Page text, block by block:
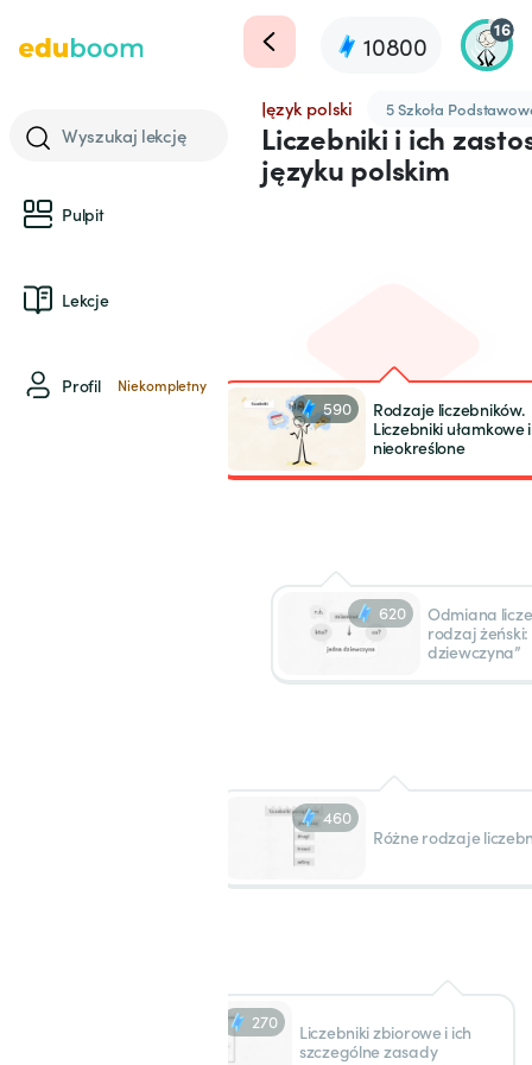
10800
16
Wyszukaj lekcję
Pulpit
Lekcje
Profil Niekompletny
Język polski 5 Szkoła
Liczebniki i ich
języku polskim
590
Rodzaje liczebników.
Liczebniki ułamkowe i
nieokreślone
620
Odmiana
rodzaj
dziewczyna”
460
Różne rodzaje
270
Liczebniki zbiorowe i ich
szczególne zasady